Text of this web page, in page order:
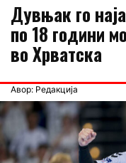
Дувњак го
по 18 години
во Хрватска
Авор: Редакција